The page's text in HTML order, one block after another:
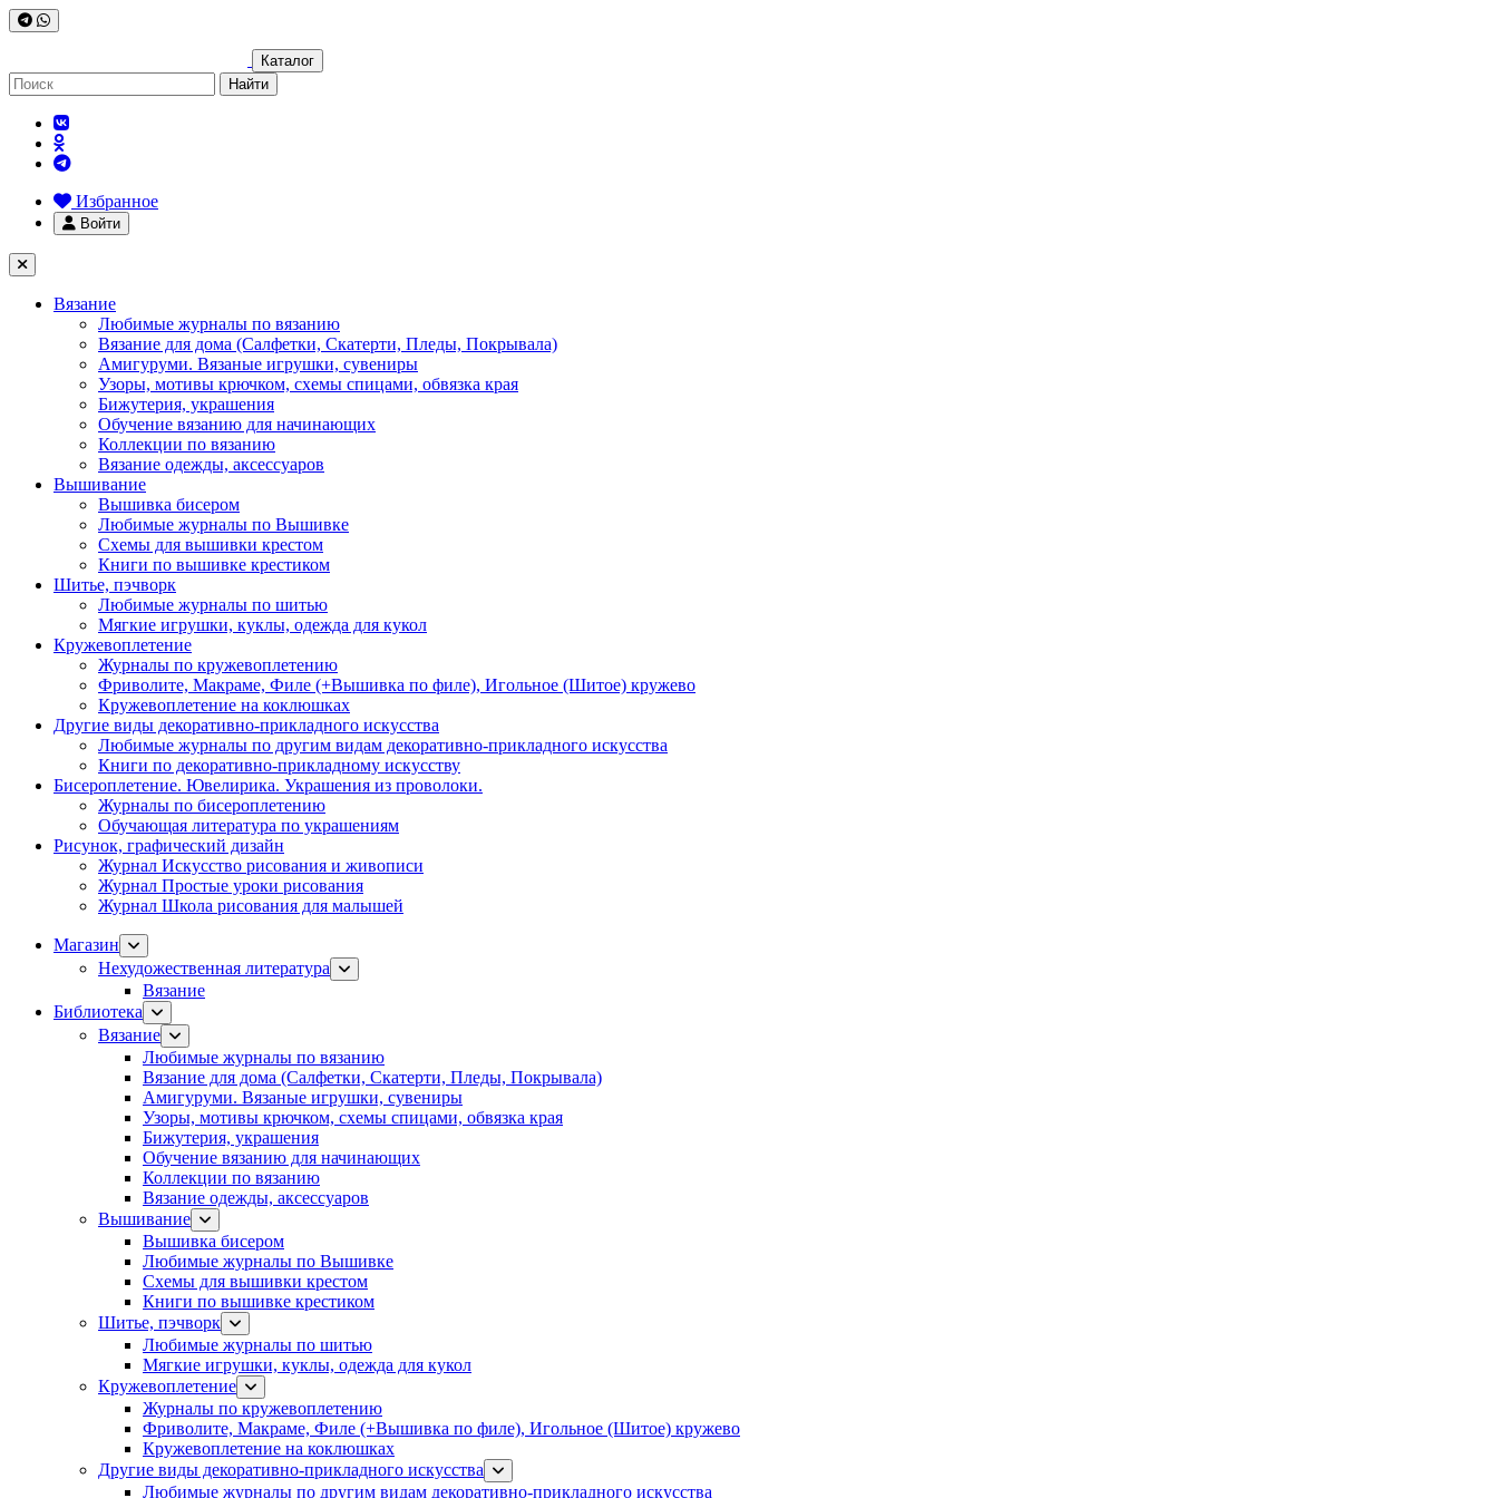
Каталог
Найти
Избранное
Войти
Вязание
Любимые журналы по вязанию
Вязание для дома (Салфетки, Скатерти, Пледы, Покрывала)
Амигуруми. Вязаные игрушки, сувениры
Узоры, мотивы крючком, схемы спицами, обвязка края
Бижутерия, украшения
Обучение вязанию для начинающих
Коллекции по вязанию
Вязание одежды, аксессуаров
Вышивание
Вышивка бисером
Любимые журналы по Вышивке
Схемы для вышивки крестом
Книги по вышивке крестиком
Шитье, пэчворк
Любимые журналы по шитью
Мягкие игрушки, куклы, одежда для кукол
Кружевоплетение
Журналы по кружевоплетению
Фриволите, Макраме, Филе (+Вышивка по филе), Игольное (Шитое) кружево
Кружевоплетение на коклюшках
Другие виды декоративно-прикладного искусства
Любимые журналы по другим видам декоративно-прикладного искусства
Книги по декоративно-прикладному искусству
Бисероплетение. Ювелирика. Украшения из проволоки.
Журналы по бисероплетению
Обучающая литература по украшениям
Рисунок, графический дизайн
Журнал Искусство рисования и живописи
Журнал Простые уроки рисования
Журнал Школа рисования для малышей
Магазин
Нехудожественная литература
Вязание
Библиотека
Вязание
Любимые журналы по вязанию
Вязание для дома (Салфетки, Скатерти, Пледы, Покрывала)
Амигуруми. Вязаные игрушки, сувениры
Узоры, мотивы крючком, схемы спицами, обвязка края
Бижутерия, украшения
Обучение вязанию для начинающих
Коллекции по вязанию
Вязание одежды, аксессуаров
Вышивание
Вышивка бисером
Любимые журналы по Вышивке
Схемы для вышивки крестом
Книги по вышивке крестиком
Шитье, пэчворк
Любимые журналы по шитью
Мягкие игрушки, куклы, одежда для кукол
Кружевоплетение
Журналы по кружевоплетению
Фриволите, Макраме, Филе (+Вышивка по филе), Игольное (Шитое) кружево
Кружевоплетение на коклюшках
Другие виды декоративно-прикладного искусства
Любимые журналы по другим видам декоративно-прикладного искусства